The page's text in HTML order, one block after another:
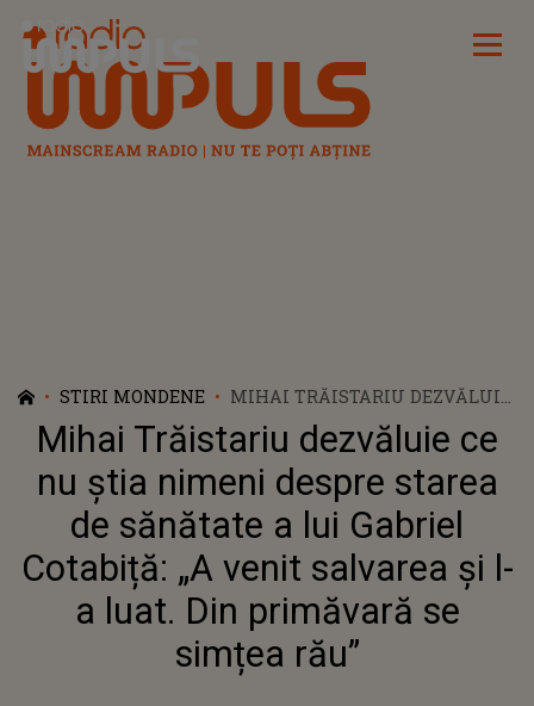
Radio Impuls
STIRI MONDENE
MIHAI TRĂISTARIU DEZVĂLUIE
CE NU ȘTIA NIMENI DESPRE
STAREA DE SĂNĂTATE A LUI
GABRIEL COTABIȚĂ: „A VENIT
SALVAREA ȘI L-A LUAT. DIN
PRIMĂVARĂ SE SIMȚEA RĂU”
Mihai Trăistariu dezvăluie ce
nu știa nimeni despre starea
de sănătate a lui Gabriel
Cotabiță: „A venit salvarea și l-
a luat. Din primăvară se
simțea rău”